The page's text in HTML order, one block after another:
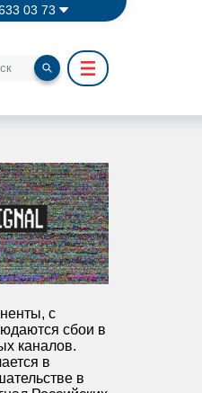
03 73
с
сбои в
каналов.
в
в